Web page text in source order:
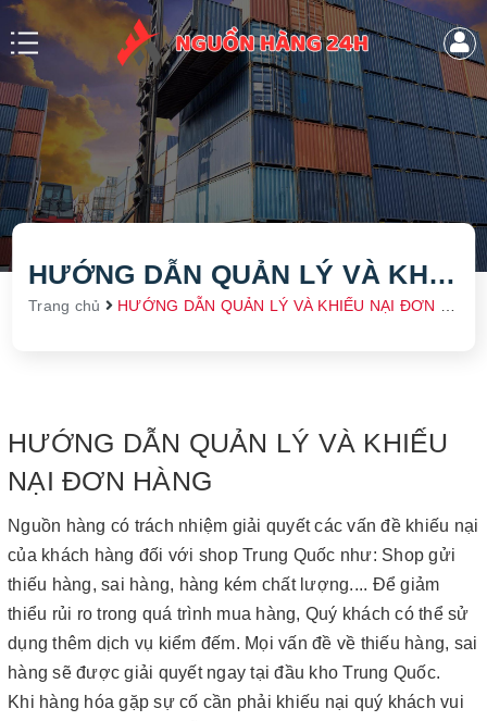
HƯỚNG DẪN QUẢN LÝ VÀ KHIẾU NẠI ĐƠN HÀNG
Trang chủ HƯỚNG DẪN QUẢN LÝ VÀ KHIẾU NẠI ĐƠN HÀNG
HƯỚNG DẪN QUẢN LÝ VÀ KHIẾU
NẠI ĐƠN HÀNG
Nguồn hàng có trách nhiệm giải quyết các vấn đề khiếu nại
của khách hàng đối với shop Trung Quốc như: Shop gửi
thiếu hàng, sai hàng, hàng kém chất lượng.... Để giảm
thiểu rủi ro trong quá trình mua hàng, Quý khách có thể sử
dụng thêm dịch vụ kiểm đếm. Mọi vấn đề về thiếu hàng, sai
hàng sẽ được giải quyết ngay tại đầu kho Trung Quốc.
Khi hàng hóa gặp sự cố cần phải khiếu nại quý khách vui